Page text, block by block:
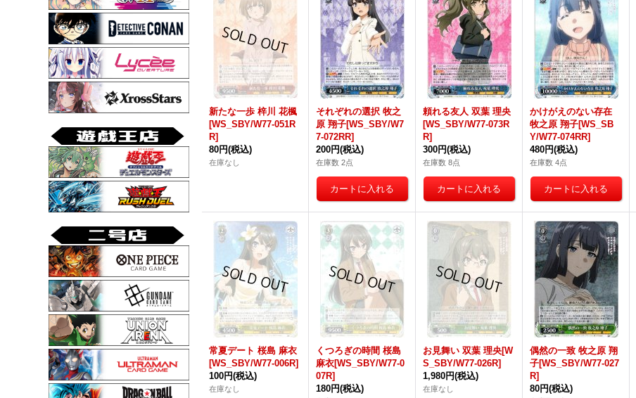
新たな一歩 梓川 花楓
[WS_SBY/W77-051R
R]
80円(税込)
在庫なし
それぞれの選択 牧之
原 翔子[WS_SBY/W7
7-072RR]
200円(税込)
在庫数 2点
頼れる友人 双葉 理央
[WS_SBY/W77-073R
R]
300円(税込)
在庫数 8点
かけがえのない存在
牧之原 翔子[WS_SB
Y/W77-074RR]
480円(税込)
在庫数 4点
常夏デート 桜島 麻衣
[WS_SBY/W77-006R]
100円(税込)
在庫なし
くつろぎの時間 桜島
麻衣[WS_SBY/W77-0
07R]
180円(税込)
お見舞い 双葉 理央[W
S_SBY/W77-026R]
1,980円(税込)
在庫なし
偶然の一致 牧之原 翔
子[WS_SBY/W77-027
R]
80円(税込)